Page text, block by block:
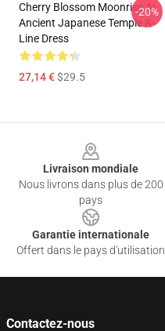
Cherry Blossom Moonrise At
Ancient Japanese Temple A-
Line Dress
27,14 €$29.5
-20%
Livraison mondiale
Nous livrons dans plus de 200
pays
Garantie internationale
Offert dans le pays d'utilisation
Contactez-nous